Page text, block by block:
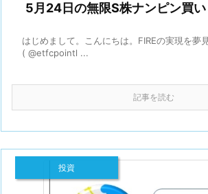
5月24日の無限S株ナンピン買い
はじめまして。こんにちは。FIREの実現を夢
( @etfcpointl ...
記事を読む
投資